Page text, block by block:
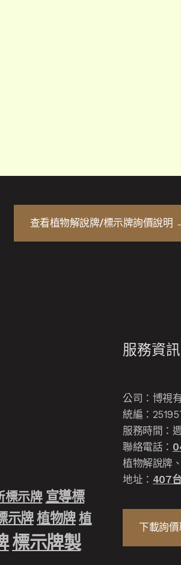
查看植物解說牌/標示牌詢價說明
標示牌 宣導標
示牌 植物牌 植
標示牌製
服務資訊
公司：博視
統編：
服務時間：
聯絡電話：
植物解說牌
地址： 407
下載詢價